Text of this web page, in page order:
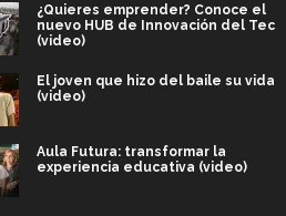
¿Quieres emprender? Conoce el
nuevo HUB de Innovación del Tec
(video)
El joven que hizo del baile su vida
(video)
Aula Futura: transformar la
experiencia educativa (video)